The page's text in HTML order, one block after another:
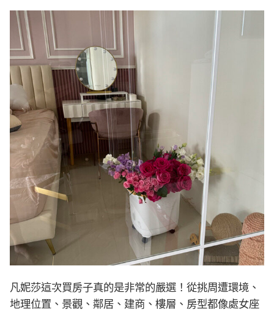
凡妮莎這次買房子真的是非常的嚴選！從挑周遭環境、
地理位置、景觀、鄰居、建商、樓層、房型都像處女座